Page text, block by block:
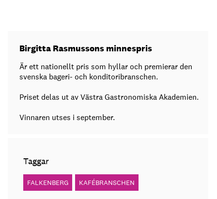
Birgitta Rasmussons minnespris
Är ett nationellt pris som hyllar och premierar den
svenska bageri- och konditoribranschen.
Priset delas ut av Västra Gastronomiska Akademien.
Vinnaren utses i september.
Taggar
FALKENBERG KAFÉBRANSCHEN